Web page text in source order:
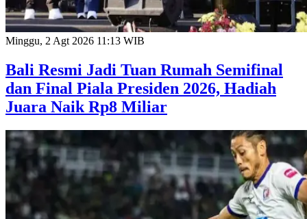
Minggu, 2 Agt 2026 11:13 WIB
Bali Resmi Jadi Tuan Rumah Semifinal
dan Final Piala Presiden 2026, Hadiah
Juara Naik Rp8 Miliar